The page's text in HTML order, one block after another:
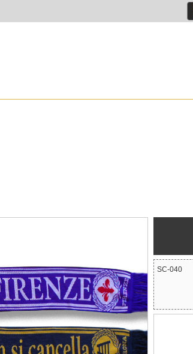
SC-040